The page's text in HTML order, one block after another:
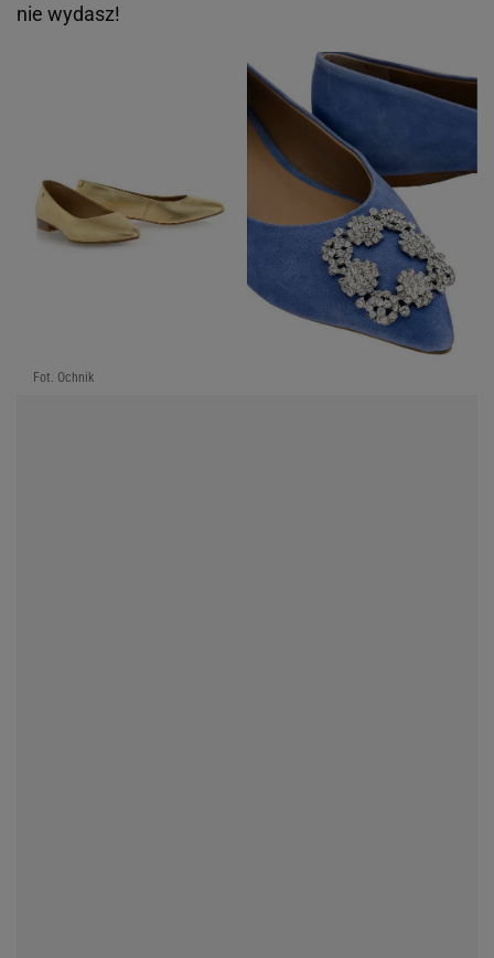
nie wydasz!
Fot. Ochnik